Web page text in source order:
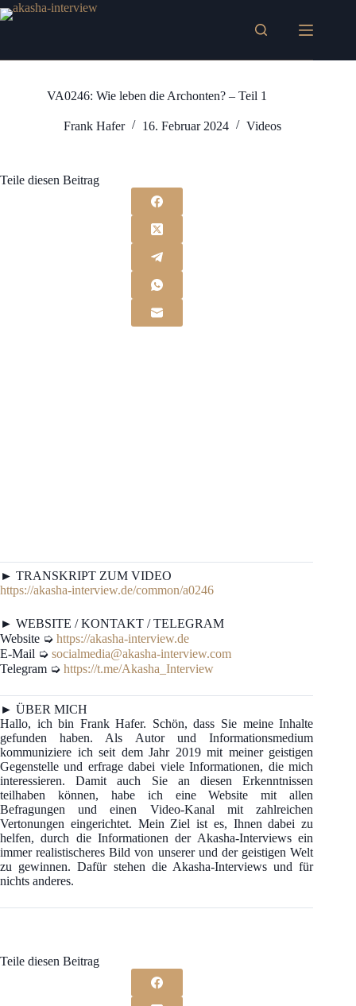
Zum
Inhalt
VA0246: Wie leben die Archonten? – Teil 1
Frank Hafer 16. Februar 2024 Videos
Teile diesen Beitrag
► TRANSKRIPT ZUM VIDEO
https://akasha-interview.de/common/a0246
► WEBSITE / KONTAKT / TELEGRAM
Website ➭ https://akasha-interview.de
E-Mail ➭ socialmedia@akasha-interview.com
Telegram ➭ https://t.me/Akasha_Interview
► ÜBER MICH
Hallo, ich bin Frank Hafer. Schön, dass Sie meine Inhalte
gefunden haben. Als Autor und Informationsmedium
kommuniziere ich seit dem Jahr 2019 mit meiner geistigen
Gegenstelle und erfrage dabei viele Informationen, die mich
interessieren. Damit auch Sie an diesen Erkenntnissen
teilhaben können, habe ich eine Website mit allen
Befragungen und einen Video-Kanal mit zahlreichen
Vertonungen eingerichtet. Mein Ziel ist es, Ihnen dabei zu
helfen, durch die Informationen der Akasha-Interviews ein
immer realistischeres Bild von unserer und der geistigen Welt
zu gewinnen. Dafür stehen die Akasha-Interviews und für
nichts anderes.
Teile diesen Beitrag